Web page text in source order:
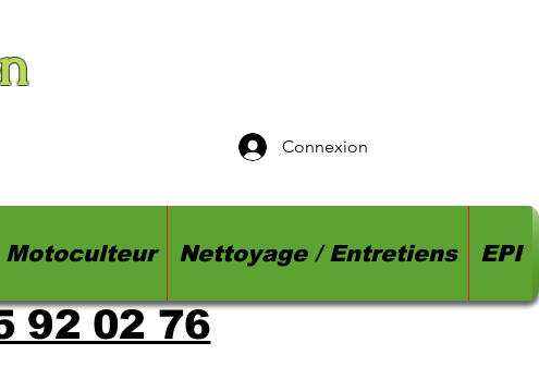
Connexion
Motoculteur Nettoyage / Entretiens EPI
92 02 76